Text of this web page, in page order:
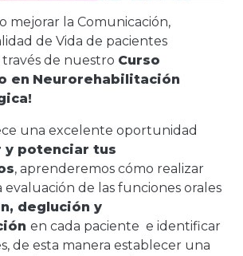
mejorar la Comunicación,
de Vida de pacientes
de nuestro Curso
en Neurorehabilitación
una excelente oportunidad
y potenciar tus
, aprenderemos cómo realizar
evaluación de las funciones orales
deglución y
en cada paciente e identificar
de esta manera establecer una